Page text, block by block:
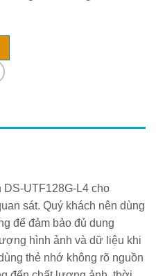
DS-UTF128G-L4 cho
sát. Quý khách nên dùng
để đảm bảo đủ dung
hình ảnh và dữ liệu khi
thẻ nhớ không rõ nguồn